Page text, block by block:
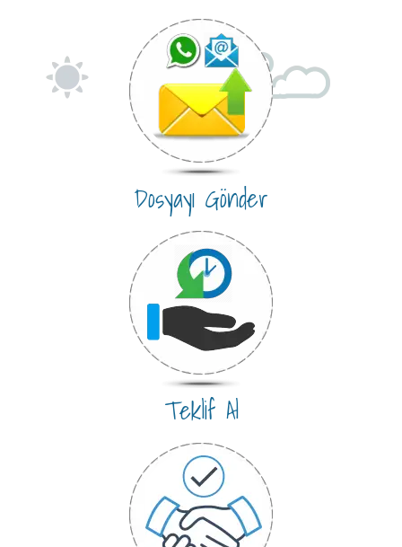
Dosyayı Gönder
Teklif Al